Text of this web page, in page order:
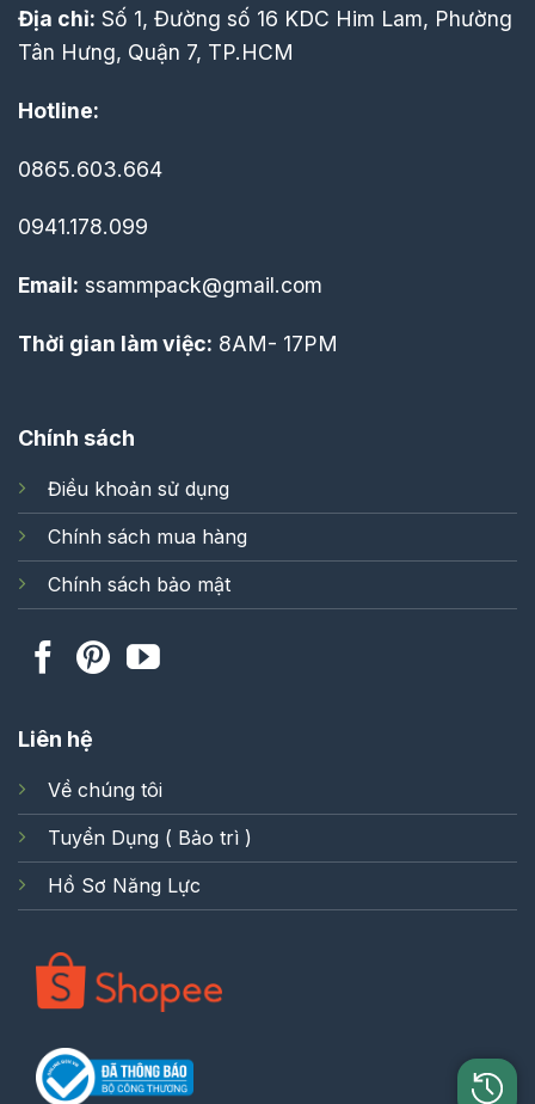
Địa chỉ: Số 1, Đường số 16 KDC Him Lam, Phường
Tân Hưng, Quận 7, TP.HCM
Hotline:
0865.603.664
0941.178.099
Email: ssammpack@gmail.com
Thời gian làm việc: 8AM- 17PM
Chính sách
Điều khoản sử dụng
Chính sách mua hàng
Chính sách bảo mật
Liên hệ
Về chúng tôi
Tuyển Dụng ( Bảo trì )
Hồ Sơ Năng Lực